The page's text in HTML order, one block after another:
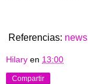
Referencias:
Hilary en 13:00
Compartir